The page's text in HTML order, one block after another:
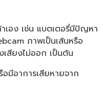
อง เช่น แบตเตอรี่มีปัญหา
ภาพเป็นเส้นหรือ
สียงไม่ออก เป็นต้น
มีอาการเสียหายจาก